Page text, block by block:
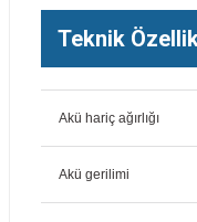
Teknik
Akü hariç ağırlığı
Akü gerilimi